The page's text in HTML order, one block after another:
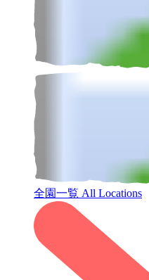
全園一覧 All Locations